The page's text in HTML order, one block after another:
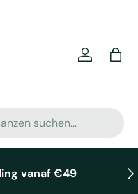
Einloggen
vanaf €49